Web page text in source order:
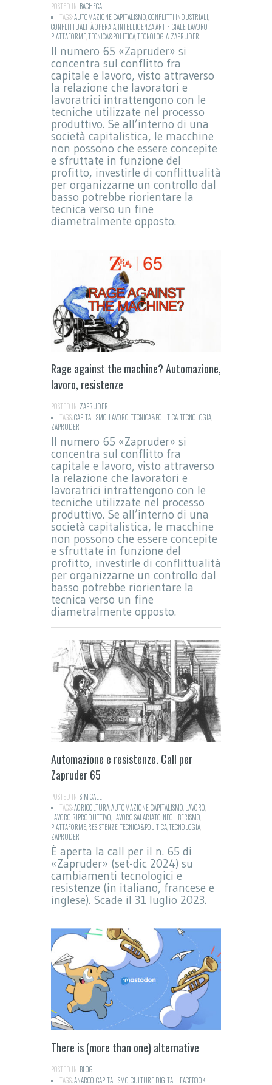
POSTED IN:BACHECA
TAGS:AUTOMAZIONECAPITALISMO CONFLITTI INDUSTRIALI
CONFLITTUALITÀ OPERAIA INTELLIGENZA ARTIFICIALE LAVORO
PIATTAFORMETECNICA&POLITICATECNOLOGIA ZAPRUDER
Il numero 65 «Zapruder» si
concentra sul conflitto fra
capitale e lavoro, visto attraverso
la relazione che lavoratori e
lavoratrici intrattengono con le
tecniche utilizzate nel processo
produttivo. Se all’interno di una
società capitalistica, le macchine
non possono che essere concepite
e sfruttate in funzione del
profitto, investirle di conflittualità
per organizzarne un controllo dal
basso potrebbe riorientare la
tecnica verso un fine
diametralmente opposto.
Rage against the machine? Automazione,
lavoro, resistenze
POSTED IN:ZAPRUDER
TAGS:CAPITALISMO LAVORO TECNICA&POLITICATECNOLOGIA
ZAPRUDER
Il numero 65 «Zapruder» si
concentra sul conflitto fra
capitale e lavoro, visto attraverso
la relazione che lavoratori e
lavoratrici intrattengono con le
tecniche utilizzate nel processo
produttivo. Se all’interno di una
società capitalistica, le macchine
non possono che essere concepite
e sfruttate in funzione del
profitto, investirle di conflittualità
per organizzarne un controllo dal
basso potrebbe riorientare la
tecnica verso un fine
diametralmente opposto.
Automazione e resistenze. Call per
Zapruder 65
POSTED IN:SIM CALL
TAGS:AGRICOLTURAAUTOMAZIONECAPITALISMO LAVORO
LAVORO RIPRODUTTIVO LAVORO SALARIATO NEOLIBERISMO
PIATTAFORME RESISTENZETECNICA&POLITICATECNOLOGIA
ZAPRUDER
È aperta la call per il n. 65 di
«Zapruder» (set-dic 2024) su
cambiamenti tecnologici e
resistenze (in italiano, francese e
inglese). Scade il 31 luglio 2023.
There is (more than one) alternative
POSTED IN:BLOG
TAGS:ANARCO-CAPITALISMO CULTURE DIGITALI FACEBOOK